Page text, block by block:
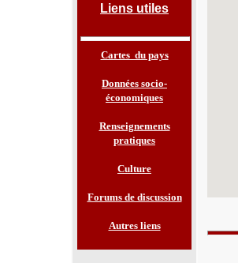
Liens utiles
Cartes du pays
Données socio-
économiques
Renseignements
pratiques
Culture
Forums de discussion
Autres liens